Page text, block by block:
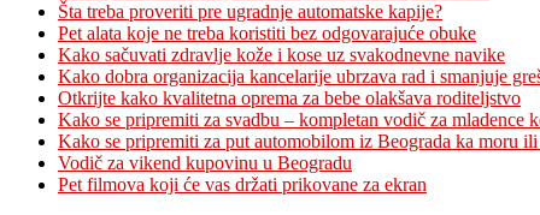
Šta treba proveriti pre ugradnje automatske kapije?
Pet alata koje ne treba koristiti bez odgovarajuće obuke
Kako sačuvati zdravlje kože i kose uz svakodnevne navike
Kako dobra organizacija kancelarije ubrzava rad i smanjuje
Otkrijte kako kvalitetna oprema za bebe olakšava roditeljstvo
Kako se pripremiti za svadbu – kompletan vodič za mladence
Kako se pripremiti za put automobilom iz Beograda ka moru
Vodič za vikend kupovinu u Beogradu
Pet filmova koji će vas držati prikovane za ekran